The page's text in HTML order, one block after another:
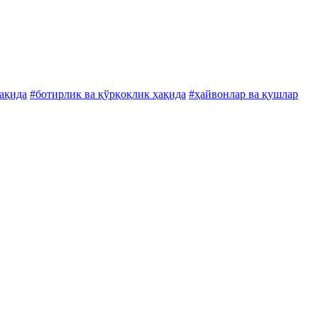
#ботирлик ва қўрқоқлик ҳақида #ҳайвонлар ва қушлар